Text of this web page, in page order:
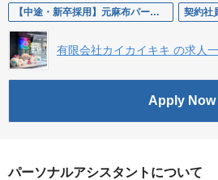
【中途・新卒採用】元麻布パーソナルアシスタント 契約社
有限会社カイカイキキ の求人
Apply Now
パーソナルアシスタントについて